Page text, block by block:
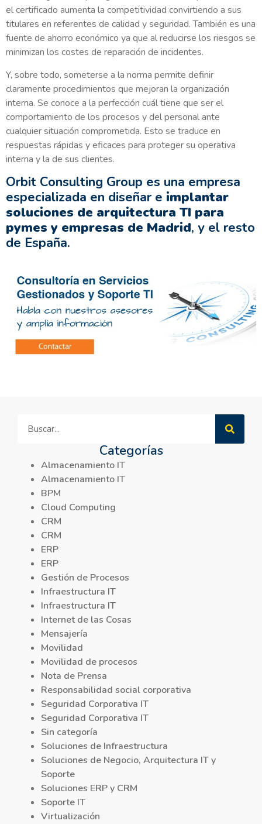
el certificado aumenta la competitividad convirtiendo a sus
titulares en referentes de calidad y seguridad. También es una
fuente de ahorro económico ya que al reducirse los riesgos se
minimizan los costes de reparación de incidentes.
Y, sobre todo, someterse a la norma permite definir
claramente procedimientos que mejoran la organización
interna. Se conoce a la perfección cuál tiene que ser el
comportamiento de los procesos y del personal ante
cualquier situación comprometida. Esto se traduce en
respuestas rápidas y eficaces para proteger su operativa
interna y la de sus clientes.
Orbit Consulting Group es una empresa
especializada en diseñar e implantar
soluciones de arquitectura TI para
pymes y empresas de Madrid, y el resto
de España.
Categorías
Almacenamiento IT
Almacenamiento IT
BPM
Cloud Computing
CRM
CRM
ERP
ERP
Gestión de Procesos
Infraestructura IT
Infraestructura IT
Internet de las Cosas
Mensajería
Movilidad
Movilidad de procesos
Nota de Prensa
Responsabilidad social corporativa
Seguridad Corporativa IT
Seguridad Corporativa IT
Sin categoría
Soluciones de Infraestructura
Soluciones de Negocio, Arquitectura IT y
Soporte
Soluciones ERP y CRM
Soporte IT
Virtualización